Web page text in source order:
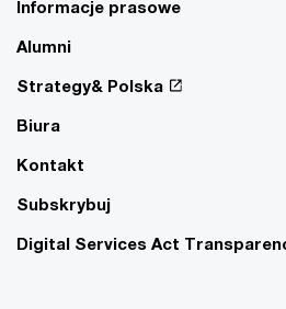
Informacje prasowe
Alumni
Strategy& Polska
Biura
Kontakt
Subskrybuj
Digital Services Act